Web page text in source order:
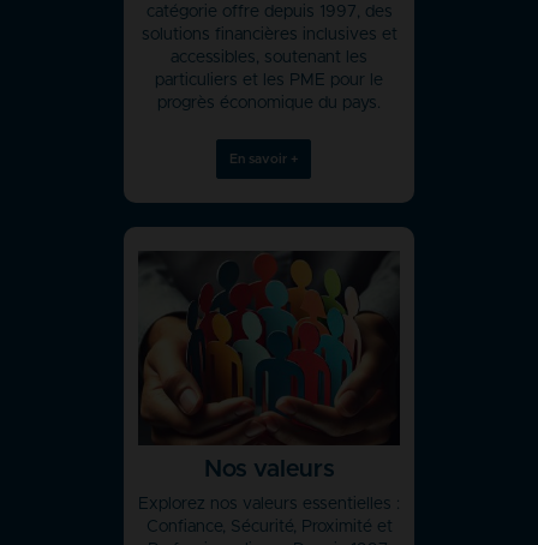
catégorie offre depuis 1997, des
solutions financières inclusives et
accessibles, soutenant les
particuliers et les PME pour le
progrès économique du pays.
En savoir +
Nos valeurs
Explorez nos valeurs essentielles :
Confiance, Sécurité, Proximité et